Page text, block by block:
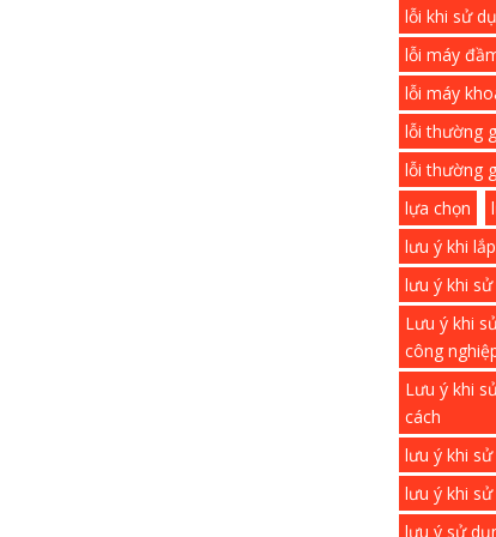
lỗi khi sử
lỗi máy
lỗi máy
lỗi thường
lỗi thường
lựa chọn
lưu ý khi
lưu ý khi
Lưu ý khi
công
Lưu ý khi
cách
lưu ý khi
lưu ý khi
lưu ý sử